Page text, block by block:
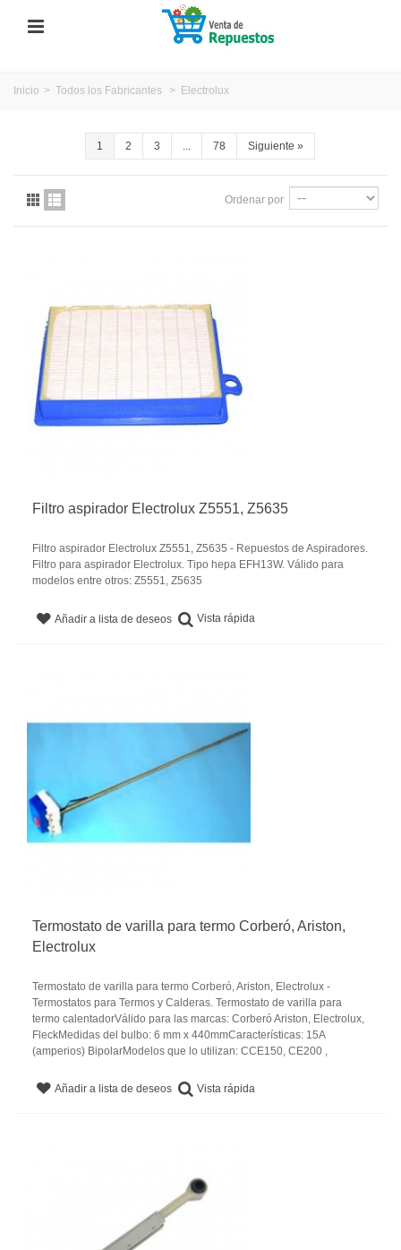
Inicio > Todos los Fabricantes > Electrolux
1 2 3 ... 78 Siguiente »
Ordenar por
Filtro aspirador Electrolux Z5551, Z5635
Filtro aspirador Electrolux Z5551, Z5635 - Repuestos de Aspiradores.
Filtro para aspirador Electrolux. Tipo hepa EFH13W. Válido para
modelos entre otros: Z5551, Z5635
Añadir a lista de deseos Vista rápida
Termostato de varilla para termo Corberó, Ariston,
Electrolux
Termostato de varilla para termo Corberó, Ariston, Electrolux -
Termostatos para Termos y Calderas. Termostato de varilla para
termo calentadorVálido para las marcas: Corberó Ariston, Electrolux,
FleckMedidas del bulbo: 6 mm x 440mmCaracterísticas: 15A
(amperios) BipolarModelos que lo utilizan: CCE150, CE200 ,
Añadir a lista de deseos Vista rápida